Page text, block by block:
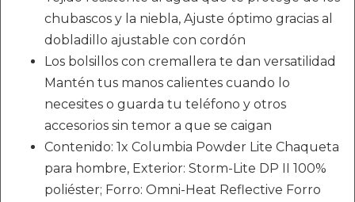
chubascos y la niebla, Ajuste óptimo gracias al
dobladillo ajustable con cordón
Los bolsillos con cremallera te dan versatilidad
Mantén tus manos calientes cuando lo
necesites o guarda tu teléfono y otros
accesorios sin temor a que se caigan
Contenido: 1x Columbia Powder Lite Chaqueta
para hombre, Exterior: Storm-Lite DP II 100%
poliéster; Forro: Omni-Heat Reflective Forro